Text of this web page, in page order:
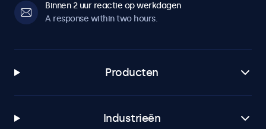
Binnen 2 uur reactie op werkdagen
A response within two hours.
Producten
Industrieën